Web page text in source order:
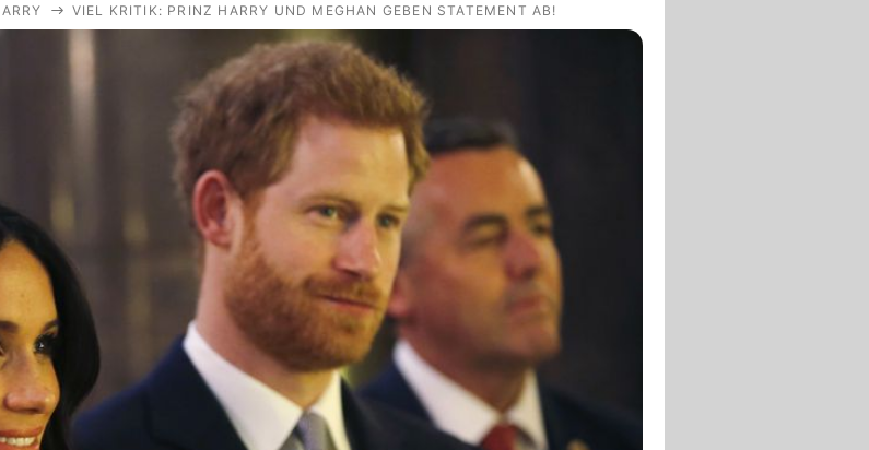
Royals
Filme & Serien
Promiflash Exklusiv
Alle Themen auf Promiflash
Jobs
App runterladen
VIEL KRITIK: PRINZ HARRY UND MEGHAN GEBEN STATEMENT AB!